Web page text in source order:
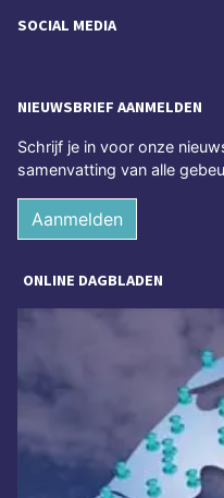
SOCIAL MEDIA
NIEUWSBRIEF AANMELDEN
Schrijf je in voor onze
samenvatting van alle
Aanmelden
ONLINE DAGBLADEN